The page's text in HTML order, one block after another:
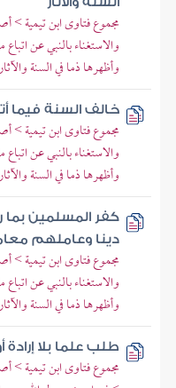
مجموع فتاوى ابن تيمية >
والاستغناء بالنبي عن
وأظهرها ذما في السنة
خالف السنة فيما
مجموع فتاوى ابن تيمية >
والاستغناء بالنبي عن
وأظهرها ذما في السنة
كفر المسلمين بما
دينا وعاملهم
مجموع فتاوى ابن تيمية >
والاستغناء بالنبي عن
وأظهرها ذما في السنة
طلب علما بلا إرادة
مجموع فتاوى ابن تيمية >